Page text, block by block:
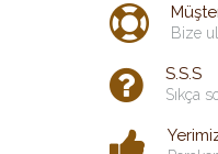
Bize
S.S.S
Sıkça